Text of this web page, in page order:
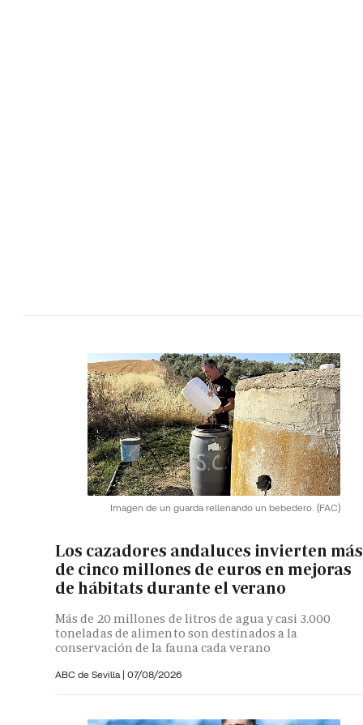
Imagen de un guarda rellenando un bebedero. (FAC)
Los cazadores andaluces invierten más
de cinco millones de euros en mejoras
de hábitats durante el verano
Más de 20 millones de litros de agua y casi 3.000
toneladas de alimento son destinados a la
conservación de la fauna cada verano
ABC de Sevilla | 07/08/2026